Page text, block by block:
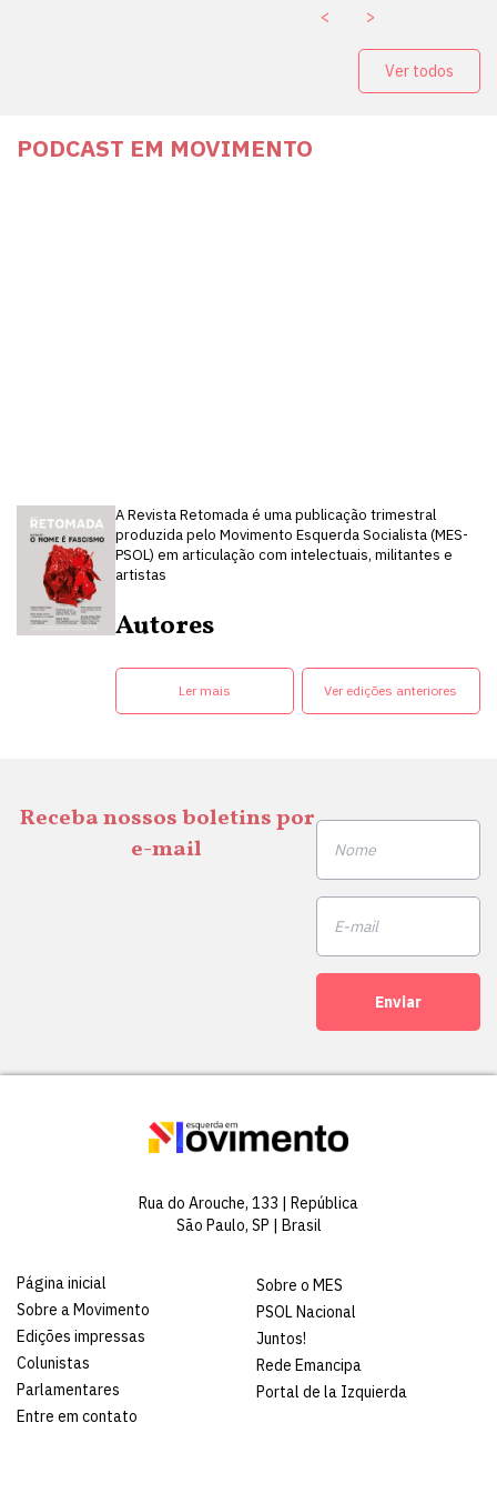
< >
Ver todos
PODCAST EM MOVIMENTO
A Revista Retomada é uma publicação trimestral
produzida pelo Movimento Esquerda Socialista (MES-
PSOL) em articulação com intelectuais, militantes e
artistas
Autores
Ler mais Ver edições anteriores
Receba nossos boletins por
e-mail
Enviar
Rua do Arouche, 133 | República
São Paulo, SP | Brasil
Página inicial
Sobre a Movimento
Edições impressas
Colunistas
Parlamentares
Entre em contato
Sobre o MES
PSOL Nacional
Juntos!
Rede Emancipa
Portal de la Izquierda